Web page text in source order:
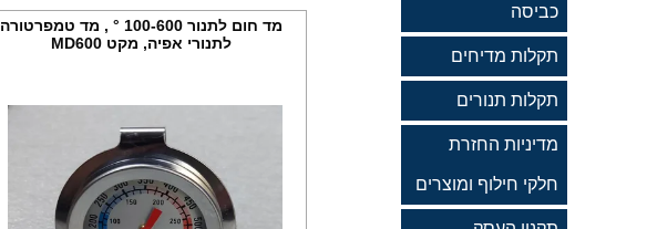
כביסה
תקלות מדיחים
תקלות תנורים
מדיניות החזרת
חלקי חילוף ומוצרים
מד חום לתנור 100-600 ° , מד טמפרטורה
לתנורי אפיה, מקט MD600